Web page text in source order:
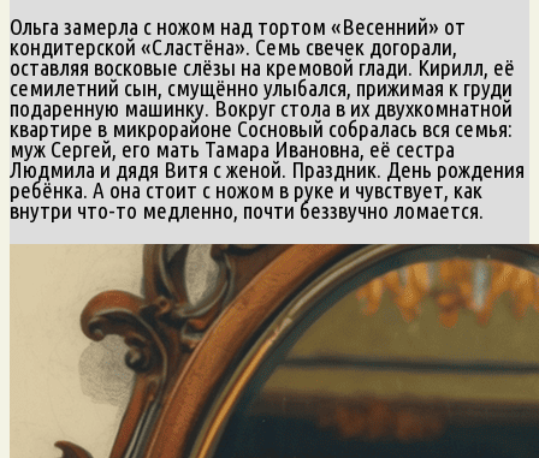
Ольга замерла с ножом над тортом «Весенний» от
кондитерской «Сластёна». Семь свечек догорали,
оставляя восковые слёзы на кремовой глади. Кирилл, её
семилетний сын, смущённо улыбался, прижимая к груди
подаренную машинку. Вокруг стола в их двухкомнатной
квартире в микрорайоне Сосновый собралась вся семья:
муж Сергей, его мать Тамара Ивановна, её сестра
Людмила и дядя Витя с женой. Праздник. День рождения
ребёнка. А она стоит с ножом в руке и чувствует, как
внутри что-то медленно, почти беззвучно ломается.